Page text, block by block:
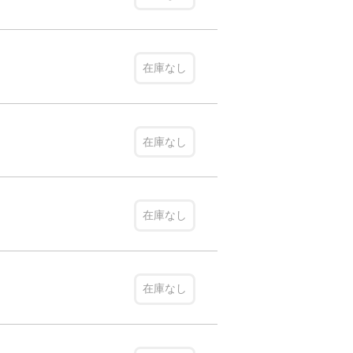
在庫なし
在庫なし
在庫なし
在庫なし